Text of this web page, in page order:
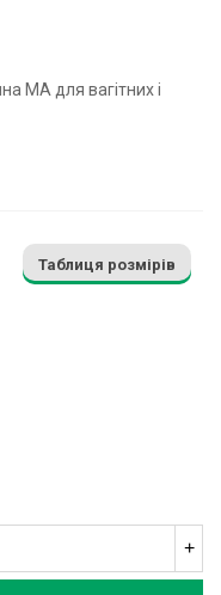
MA для вагітних і
Таблиця розмірів
+